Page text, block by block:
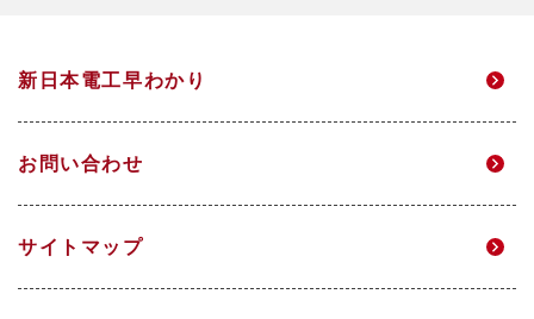
研究開発
環境
DX
高校生・技能職サイト
新日本電工早わかり
お問い合わせ
サイトマップ